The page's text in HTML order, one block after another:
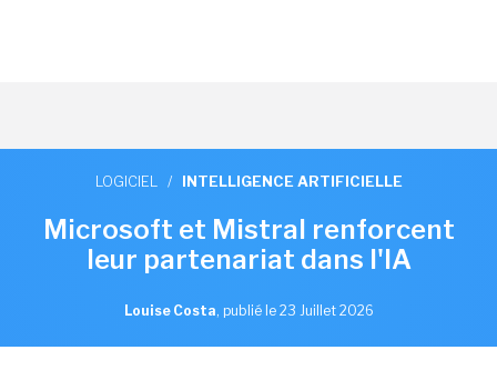
LOGICIEL / INTELLIGENCE ARTIFICIELLE
Microsoft et Mistral renforcent
leur partenariat dans l'IA
Louise Costa, publié le 23 Juillet 2026